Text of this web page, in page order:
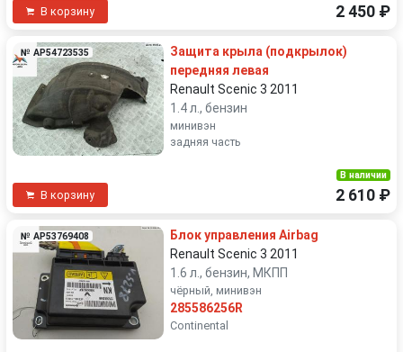
В корзину 2 450 ₽
№ AP54723535
Защита крыла (подкрылок)
передняя левая
Renault Scenic 3 2011
1.4 л., бензин
минивэн
задняя часть
В корзину
В наличии
2 610 ₽
№ AP53769408
Блок управления Airbag
Renault Scenic 3 2011
1.6 л., бензин, МКПП
чёрный, минивэн
285586256R
Continental